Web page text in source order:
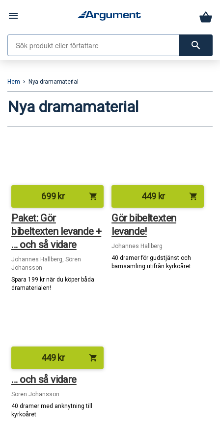
menu
search
Hem keyboard_arrow_right Nya dramamaterial
Nya dramamaterial
699kr shopping_cart
Paket: Gör
bibeltexten levande +
… och så vidare
Johannes Hallberg, Sören
Johansson
Spara 199 kr när du köper båda
dramaterialen!
449 kr shopping_cart
Gör bibeltexten
levande!
Johannes Hallberg
40 dramer för gudstjänst och
barnsamling utifrån kyrkoåret
449kr shopping_cart
… och så vidare
Sören Johansson
40 dramer med anknytning till
kyrkoåret